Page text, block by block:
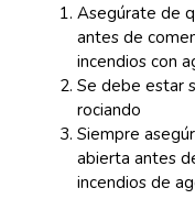
Asegúrate de
antes de
incendios con
Se debe estar
rociando
Siempre
abierta antes
incendios de